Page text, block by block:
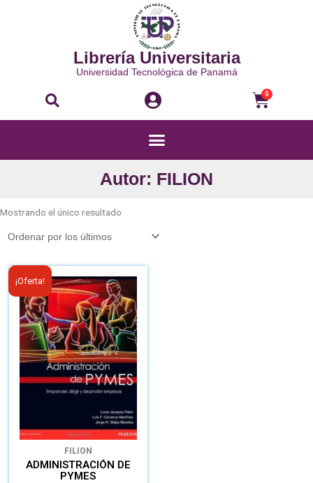
Librería Universitaria
Universidad Tecnológica de Panamá
Buscar 0
Menú
Autor: FILION
Mostrando el único resultado
¡Oferta!
FILION
ADMINISTRACIÓN DE
PYMES
El
precio
original
era:
B/.23.82.
El
precio
actual
es:
B/.15.00.